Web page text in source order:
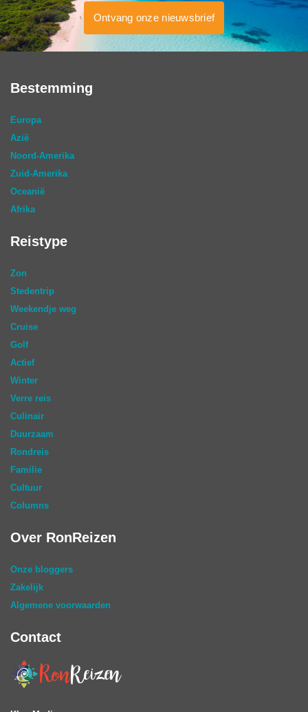
Ontvang onze nieuwsbrief
Bestemming
Europa
Azië
Noord-Amerika
Zuid-Amerika
Oceanië
Afrika
Reistype
Zon
Stedentrip
Weekendje weg
Cruise
Golf
Actief
Winter
Verre reis
Culinair
Duurzaam
Rondreis
Familie
Cultuur
Columns
Over RonReizen
Onze bloggers
Zakelijk
Algemene voorwaarden
Contact